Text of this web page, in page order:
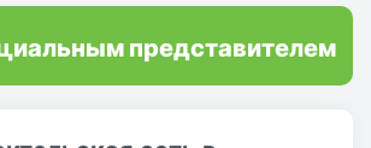
представителем